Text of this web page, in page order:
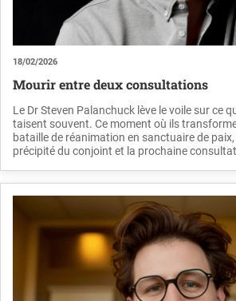
18/02/2026
Mourir entre deux consultations
Le Dr Steven Palanchuck lève le voile sur ce
taisent souvent. Ce moment où ils
bataille de réanimation en sanctuaire de
précipité du conjoint et la prochaine